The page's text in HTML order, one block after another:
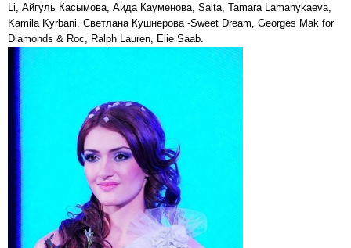
Li, Айгуль Касымова, Аида Кауменова, Salta, Tamara Lamanykaeva,
Kamila Kyrbani, Светлана Кушнерова -Sweet Dream, Georges Mak for
Diamonds & Roc, Ralph Lauren, Elie Saab.